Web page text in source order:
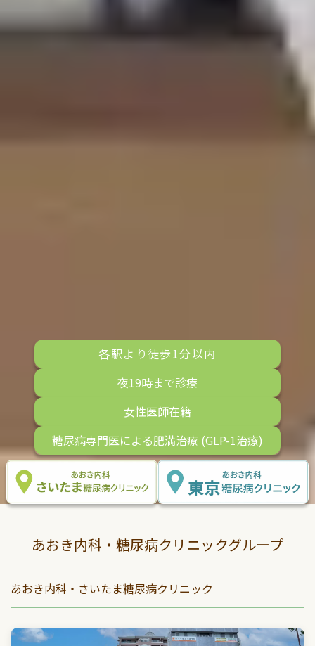
各駅より徒歩1分以内
夜19時まで診療
女性医師在籍
糖尿病専門医による肥満治療 (GLP-1治療)
あおき内科・糖尿病クリニックグループ
あおき内科・さいたま糖尿病クリニック